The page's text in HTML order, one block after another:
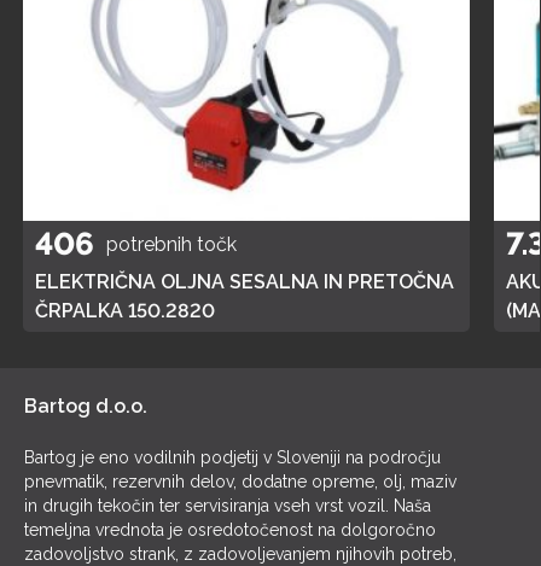
406 potrebnih točk
ELEKTRIČNA OLJNA SESALNA IN PRETOČNA
ČRPALKA 150.2820
Bartog d.o.o.
Bartog je eno vodilnih podjetij v Sloveniji na področju
pnevmatik, rezervnih delov, dodatne opreme, olj, maziv
in drugih tekočin ter servisiranja vseh vrst vozil. Naša
temeljna vrednota je osredotočenost na dolgoročno
zadovoljstvo strank, z zadovoljevanjem njihovih potreb,